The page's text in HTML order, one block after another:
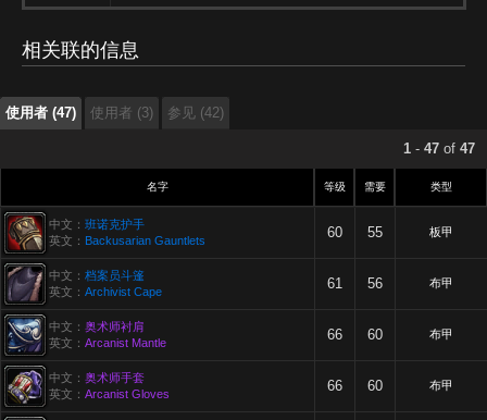
相关联的信息
使用者 (47) 使用者 (3)
使用者 (47) 使用者 (3) 参见 (42)
1 - 47 of 47
名字 等级 需要 类型
中文： 班诺克护手
英文： Backusarian Gauntlets 60 55 板甲
中文： 档案员斗篷
英文： Archivist Cape 61 56 布甲
中文： 奥术师衬肩
英文： Arcanist Mantle 66 60 布甲
中文： 奥术师手套
英文： Arcanist Gloves 66 60 布甲